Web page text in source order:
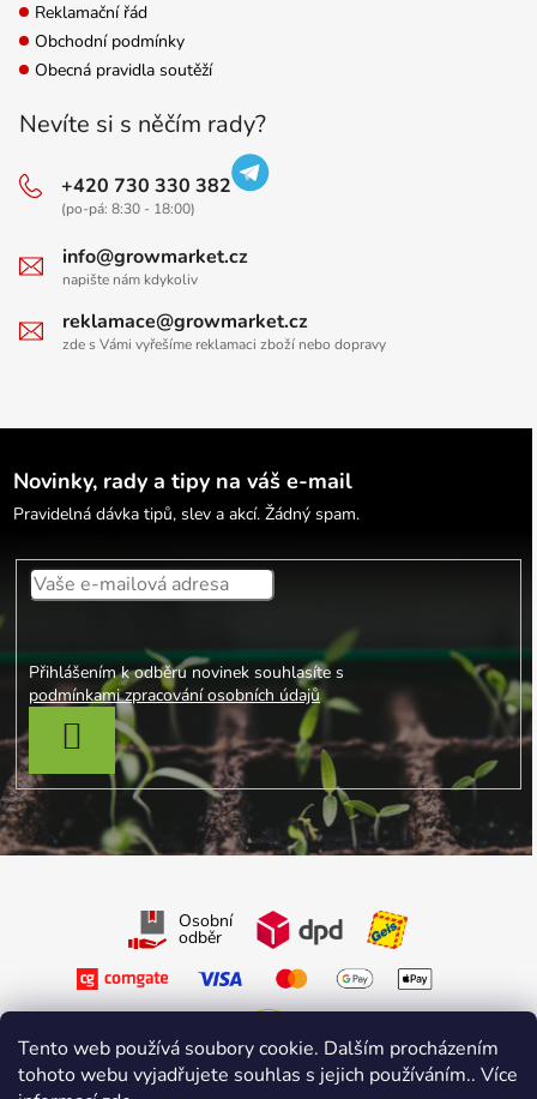
Tento web používá soubory cookie. Dalším procházením
tohoto webu vyjadřujete souhlas s jejich používáním.. Více
Reklamační řád
Obchodní podmínky
Obecná pravidla soutěží
Nevíte si s něčím rady?
+420 730 330 382
(po-pá: 8:30 - 18:00)
info@growmarket.cz
napište nám kdykoliv
reklamace@growmarket.cz
zde s Vámi vyřešíme reklamaci zboží nebo dopravy
Novinky, rady a tipy na váš e-mail
Pravidelná dávka tipů, slev a akcí. Žádný spam.
Přihlášením k odběru novinek souhlasíte s
podmínkami zpracování osobních údajů
PŘIHLÁSIT SE
Osobní
odběr